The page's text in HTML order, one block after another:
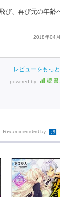
び、再び元の年齢
2018年04
レビューをもっ
powered by
Recommended by